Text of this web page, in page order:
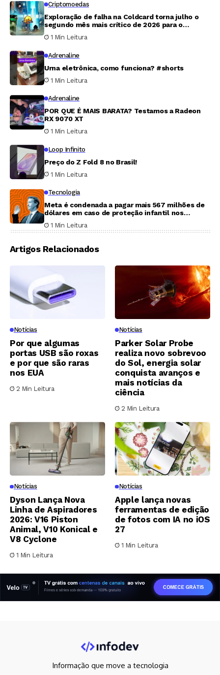
Criptomoedas
Exploração de falha na Coldcard torna julho o
segundo mês mais crítico de 2026 para o
1 Min Leitura
Adrenaline
Urna eletrônica, como funciona? #shorts
1 Min Leitura
Adrenaline
POR QUE É MAIS BARATA? Testamos a Radeon
RX 9070 XT
1 Min Leitura
Loop Infinito
Preço do Z Fold 8 no Brasil!
1 Min Leitura
Tecnologia
Meta é condenada a pagar mais 567 milhões de
dólares em caso de proteção infantil nos
1 Min Leitura
Artigos Relacionados
Notícias
Por que algumas
portas USB são roxas
e por que são raras
nos EUA
2 Min Leitura
Notícias
Parker Solar Probe
realiza novo sobrevoo
do Sol, energia solar
conquista avanços e
mais notícias da
ciência
2 Min Leitura
Notícias
Dyson Lança Nova
Linha de Aspiradores
2026: V16 Piston
Animal, V10 Konical e
V8 Cyclone
1 Min Leitura
Notícias
Apple lança novas
ferramentas de edição
de fotos com IA no iOS
27
1 Min Leitura
Informação que move a tecnologia